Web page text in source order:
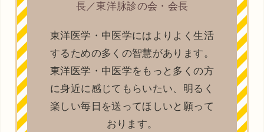
長／東洋脉診の会・会長
東洋医学・中医学にはよりよく生活
するための多くの智慧があります。
東洋医学・中医学をもっと多くの方
に身近に感じてもらいたい、明るく
楽しい毎日を送ってほしいと願って
おります。